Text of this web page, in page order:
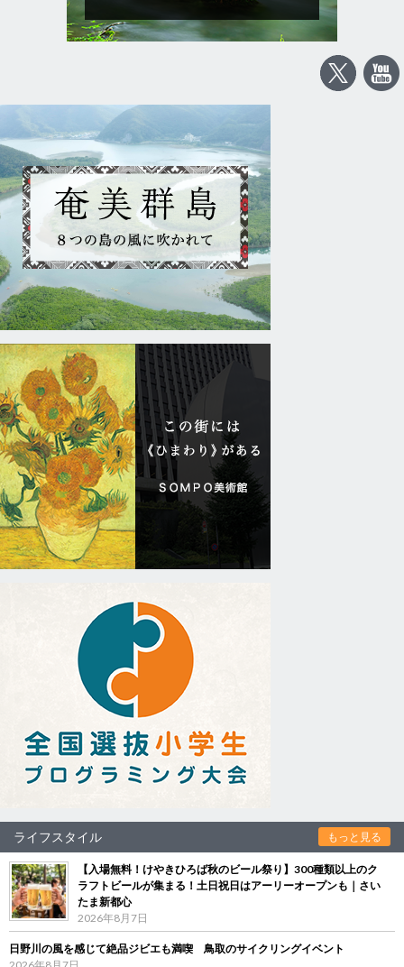
ライフスタイル もっと見る
【入場無料！けやきひろば秋のビール祭り】300種類以上のク
ラフトビールが集まる！土日祝日はアーリーオープンも｜さい
たま新都心
2026年8月7日
日野川の風を感じて絶品ジビエも満喫 鳥取のサイクリングイベント